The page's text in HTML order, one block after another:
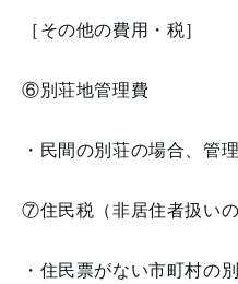
［その他の費用・税］
⑥別荘地管理費
・民間の別荘の場合、管
⑦住民税（非居住者扱いの
・住民票がない市町村の